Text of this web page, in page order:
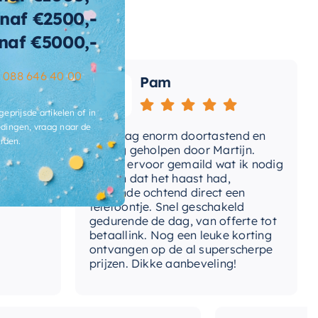
scharnierstuk Ja
Nee
Nee
wateruitlaat Nee
zeephouder Nee
Opbouw
Rond model
S (8,7-11,5 l/min.)
Pam
Vandaag enorm doortastend en
prettig geholpen door Martijn.
Avond ervoor gemaild wat ik nodig
had en dat het haast had,
volgende ochtend direct een
telefoontje. Snel geschakeld
gedurende de dag, van offerte tot
betaallink. Nog een leuke korting
ontvangen op de al superscherpe
prijzen. Dikke aanbeveling!
€2500,-
€5000,-
088 646 40 00
artikelen of in
vraag naar de